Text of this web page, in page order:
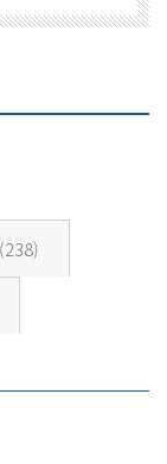
(238)